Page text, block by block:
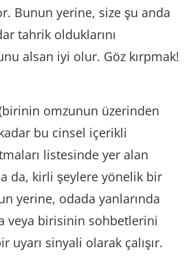
Bunun yerine, size şu anda
tahrik olduklarını
alsan iyi olur. Göz kırpmak!
omzunun üzerinden
bu cinsel içerikli
listesinde yer alan
da, kirli şeylere yönelik bir
yerine, odada yanlarında
veya birisinin sohbetlerini
uyarı sinyali olarak çalışır.